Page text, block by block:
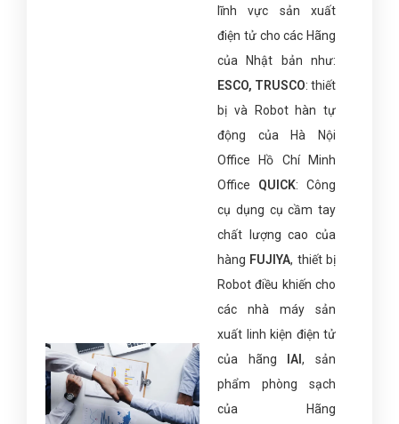
lĩnh vực sản xuất
điện tử cho các Hãng
của Nhật bản như:
ESCO, TRUSCO: thiết
bị và Robot hàn tự
động của Hà Nội
Office Hồ Chí Minh
Office QUICK: Công
cụ dụng cụ cầm tay
chất lượng cao của
hàng FUJIYA, thiết bị
Robot điều khiến cho
các nhà máy sản
xuất linh kiện điện tử
của hãng
IAI, sản
phẩm phòng sạch
của Hãng